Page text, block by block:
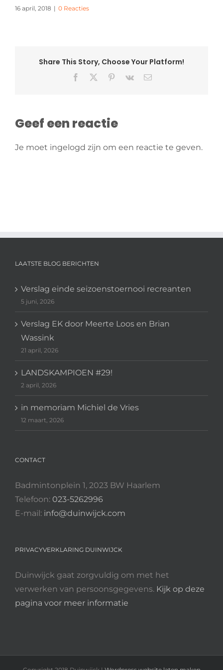
16 april, 2018 | 0 Reacties
Share This Story, Choose Your Platform!
Facebook Pinterest
Vk
E-
Geef een reactie
Je moet ingelogd zijn om een reactie te geven.
LAATSTE BLOG BERICHTEN
Verslag einde seizoenstoernooi recreanten
5 juni, 2026
Verslag EK door Meerte Loos en Brian
Wassink
21 april, 2026
LANDSKAMPIOEN #29!
2 april, 2026
in memoriam Michiel de Vries
12 maart, 2026
CONTACT
Badmintonplein 1, 2023 BW Haarlem
Telefoon: 023-5262996
E-mail: info@duinwijck.com
PRIVACYVERKLARING DUINWIJCK
Duinwijck gaat zorgvuldig om met het
verwerken van persoonsgegevens. Kijk op deze
pagina voor meer informatie